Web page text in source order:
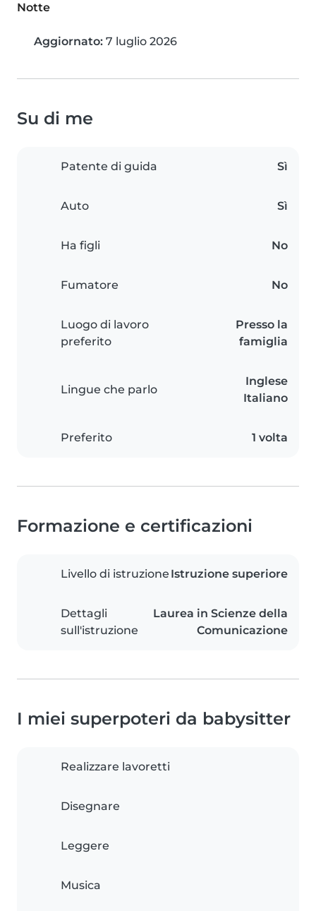
Notte
Aggiornato: 7 luglio 2026
Su di me
Patente di guida Sì
Auto Sì
Ha figli No
Fumatore No
Luogo di lavoro
preferito
Presso la
famiglia
Lingue che parlo
Inglese
Italiano
Preferito 1 volta
Formazione e certificazioni
Livello di istruzione Istruzione superiore
Dettagli
sull'istruzione
Laurea in Scienze della
Comunicazione
I miei superpoteri da babysitter
Realizzare lavoretti
Disegnare
Leggere
Musica